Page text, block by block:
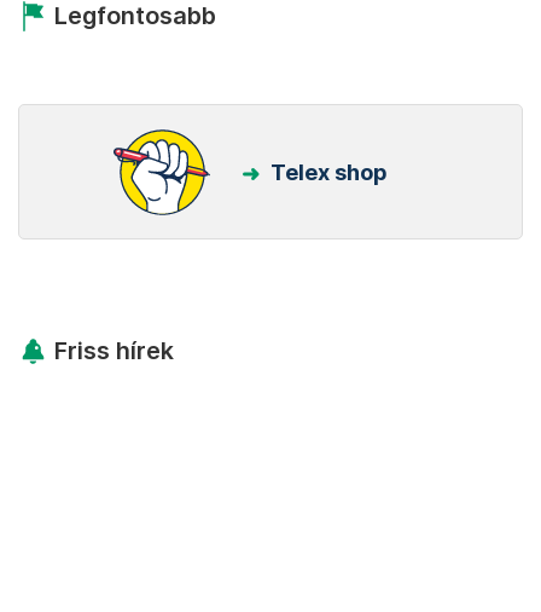
Legfontosabb
Telex shop
Friss hírek